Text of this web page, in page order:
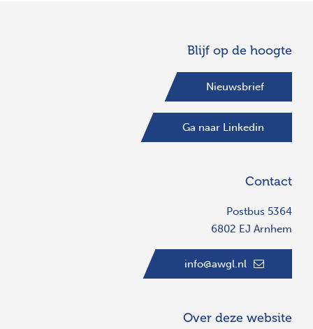
Blijf op de hoogte
Nieuwsbrief
Ga naar Linkedin
Contact
Postbus 5364
6802 EJ Arnhem
info@awgl.nl
Over deze website